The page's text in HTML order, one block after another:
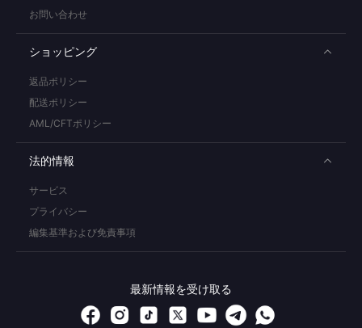
お問い合わせ
ショッピング
返品ポリシー
配送ポリシー
AML/CFTポリシー
法的情報
サービス
プライバシー
編集基準および免責事項
最新情報を受け取る